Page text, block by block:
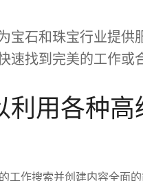
宝石和珠宝行业提
速找到完美的工作或
利用各种高
工作搜索并创建内容全面